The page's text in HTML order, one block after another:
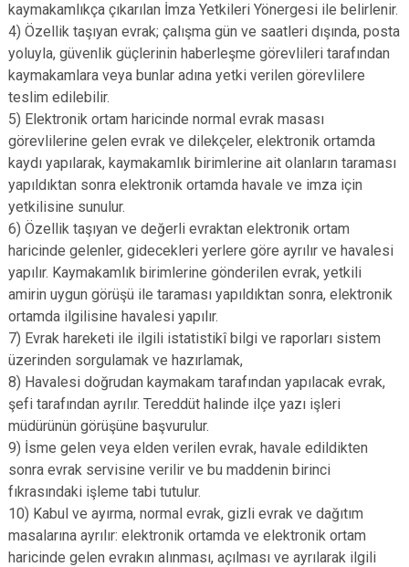
kaymakamlıkça çıkarılan İmza Yetkileri Yönergesi ile belirlenir.
4) Özellik taşıyan evrak; çalışma gün ve saatleri dışında, posta
yoluyla, güvenlik güçlerinin haberleşme görevlileri tarafından
kaymakamlara veya bunlar adına yetki verilen görevlilere
teslim edilebilir.
5) Elektronik ortam haricinde normal evrak masası
görevlilerine gelen evrak ve dilekçeler, elektronik ortamda
kaydı yapılarak, kaymakamlık birimlerine ait olanların taraması
yapıldıktan sonra elektronik ortamda havale ve imza için
yetkilisine sunulur.
6) Özellik taşıyan ve değerli evraktan elektronik ortam
haricinde gelenler, gidecekleri yerlere göre ayrılır ve havalesi
yapılır. Kaymakamlık birimlerine gönderilen evrak, yetkili
amirin uygun görüşü ile taraması yapıldıktan sonra, elektronik
ortamda ilgilisine havalesi yapılır.
7) Evrak hareketi ile ilgili istatistikî bilgi ve raporları sistem
üzerinden sorgulamak ve hazırlamak,
8) Havalesi doğrudan kaymakam tarafından yapılacak evrak,
şefi tarafından ayrılır. Tereddüt halinde ilçe yazı işleri
müdürünün görüşüne başvurulur.
9) İsme gelen veya elden verilen evrak, havale edildikten
sonra evrak servisine verilir ve bu maddenin birinci
fıkrasındaki işleme tabi tutulur.
10) Kabul ve ayırma, normal evrak, gizli evrak ve dağıtım
masalarına ayrılır: elektronik ortamda ve elektronik ortam
haricinde gelen evrakın alınması, açılması ve ayrılarak ilgili